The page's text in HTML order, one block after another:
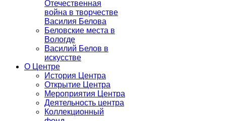
Отечественная
война в творчестве
Василия Белова
Беловские места в
Вологде
Василий Белов в
искусстве
О Центре
История Центра
Открытие Центра
Мероприятия Центра
Деятельность центра
Коллекционный